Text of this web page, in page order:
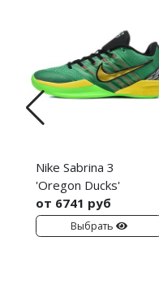
Nike Sabrina 3
'Oregon Ducks'
от 6741 руб
Выбрать